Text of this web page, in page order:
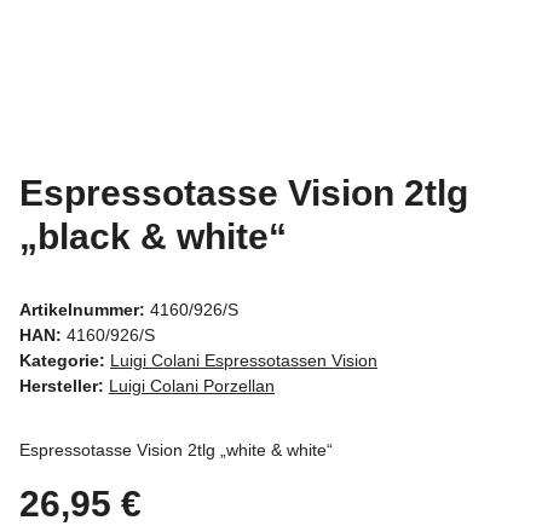
Espressotasse Vision 2tlg
„black & white“
Artikelnummer: 4160/926/S
HAN: 4160/926/S
Kategorie: Luigi Colani Espressotassen Vision
Hersteller: Luigi Colani Porzellan
Espressotasse Vision 2tlg „white & white“
26,95 €